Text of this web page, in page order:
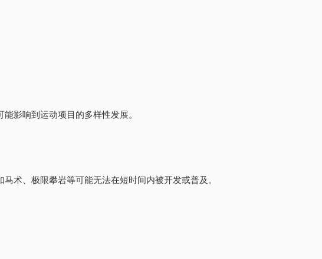
影响到运动项目的多样性发展。
术、极限攀岩等可能无法在短时间内被开发或普及。